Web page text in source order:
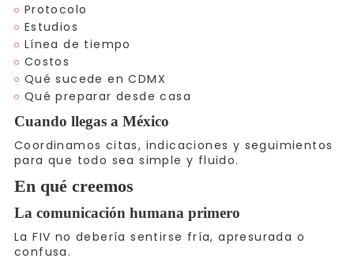
Protocolo
Estudios
Línea de tiempo
Costos
Qué sucede en CDMX
Qué preparar desde casa
Cuando llegas a México
Coordinamos citas, indicaciones y seguimientos
para que todo sea simple y fluido.
En qué creemos
La comunicación humana primero
La FIV no debería sentirse fría, apresurada o
confusa.